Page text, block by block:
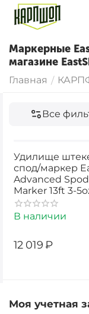
Маркерные
магазине
Главная /
Все
Удилище
спод/маркер
Advanced
Marker 13ft 3-
В наличии
‍12 019‍₽
Моя учетная